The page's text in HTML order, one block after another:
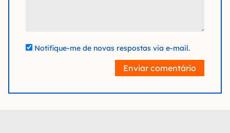
Notifique-me de novas respostas via e-mail.
Enviar comentário